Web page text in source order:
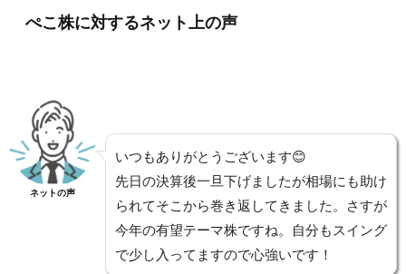
ぺこ株に対するネット上の声
ネットの声
いつもありがとうございます😊
先日の決算後一旦下げましたが相場にも助け
られてそこから巻き返してきました。さすが
今年の有望テーマ株ですね。自分もスイング
で少し入ってますので心強いです！